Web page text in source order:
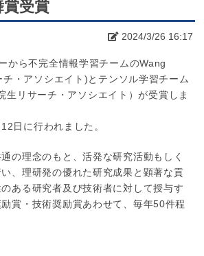
賞受賞
2024/3/26 16:17
から不完全情報学習チームのWang
・アソシエイト)とテンソル学習チーム
生リサーチ・アソシエイト）が受賞しま
日に行われました。
の理念のもと、活発な研究活動もしく
、理研発の優れた研究成果と顕著な貢
ある研究者及び技術者に対して授与す
賞・技術奨励賞あわせて、毎年50件程